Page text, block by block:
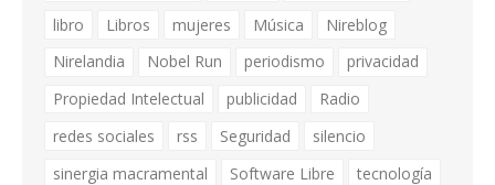
libro
Libros mujeres Música
Nireblog
Nirelandia
Nobel Run periodismo
privacidad
Propiedad Intelectual
publicidad
Radio
redes sociales
rss Seguridad
silencio
sinergia macramental
Software Libre
tecnología